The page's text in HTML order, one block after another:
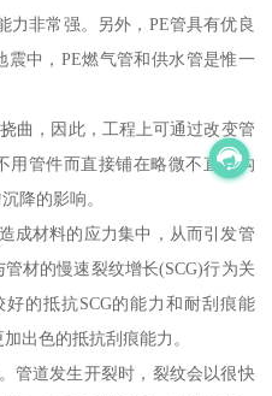
力非常强。另外，PE管具有优良
震中，PE燃气管和供水管是惟一
曲，因此，工程上可通过改变管
用管件而直接铺在略微不直的沟
降的影响。
成材料的应力集中，从而引发管
材的慢速裂纹增长(SCG)行为关
的抵抗SCG的能力和耐刮痕能
出色的抵抗刮痕能力。
管道发生开裂时，裂纹会以很快